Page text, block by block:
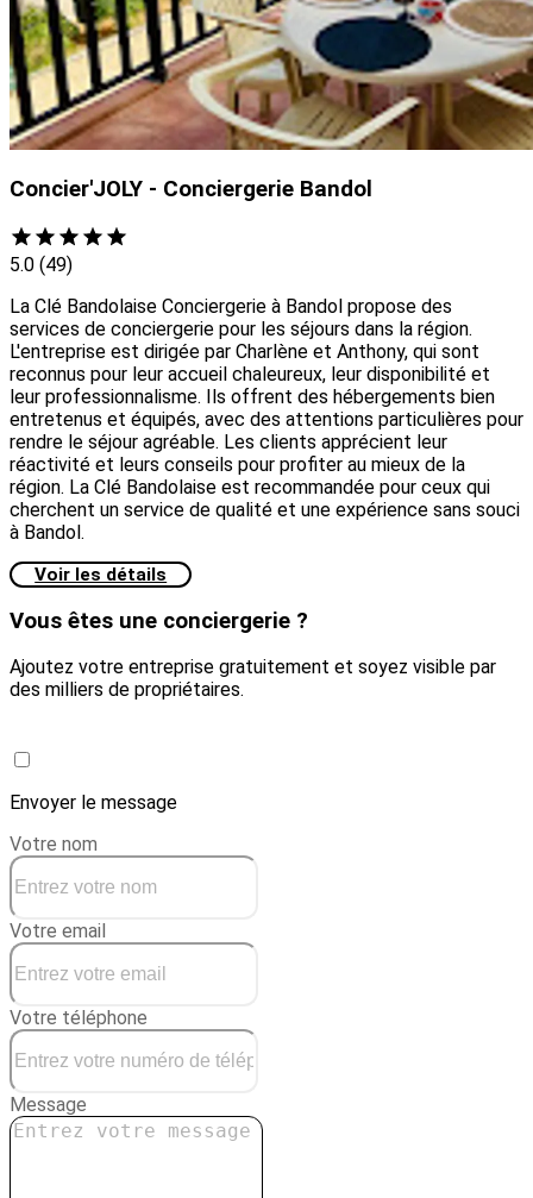
Concier'JOLY - Conciergerie Bandol
5.0 (49)
La Clé Bandolaise Conciergerie à Bandol propose des
services de conciergerie pour les séjours dans la région.
L'entreprise est dirigée par Charlène et Anthony, qui sont
reconnus pour leur accueil chaleureux, leur disponibilité et
leur professionnalisme. Ils offrent des hébergements bien
entretenus et équipés, avec des attentions particulières pour
rendre le séjour agréable. Les clients apprécient leur
réactivité et leurs conseils pour profiter au mieux de la
région. La Clé Bandolaise est recommandée pour ceux qui
cherchent un service de qualité et une expérience sans souci
à Bandol.
Voir les détails
Vous êtes une conciergerie ?
Ajoutez votre entreprise gratuitement et soyez visible par
des milliers de propriétaires.
Envoyer le message
Votre nom
Votre email
Votre téléphone
Message